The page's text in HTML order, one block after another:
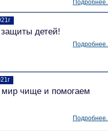
детей!
чище и помогаем